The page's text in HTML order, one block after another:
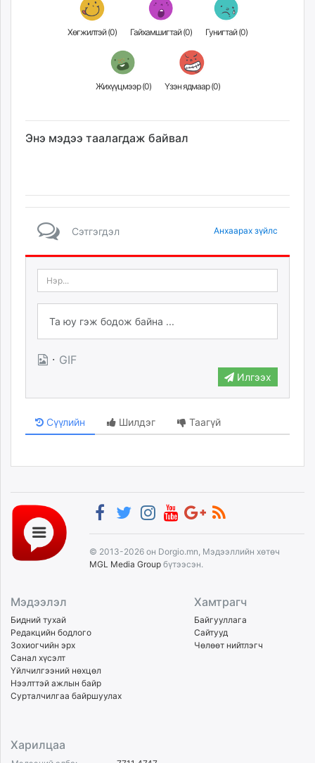
Хөгжилтэй (0) Гайхамшигтай (0) Гунигтай (0)
Жихүүцмээр (0) Үзэн ядмаар (0)
Энэ мэдээ таалагдаж байвал
Сэтгэгдэл Анхаарах зүйлс
· GIF
Илгээх
Сүүлийн Шилдэг Таагүй
© 2013-2026 он Dorgio.mn, Мэдээллийн хөтөч
MGL Media Group бүтээсэн.
Мэдээлэл
Бидний тухай
Редакцийн бодлого
Зохиогчийн эрх
Санал хүсэлт
Үйлчилгээний нөхцөл
Нээлттэй ажлын байр
Сурталчилгаа байршуулах
Хамтрагч
Байгууллага
Сайтууд
Чөлөөт нийтлэгч
Харилцаа